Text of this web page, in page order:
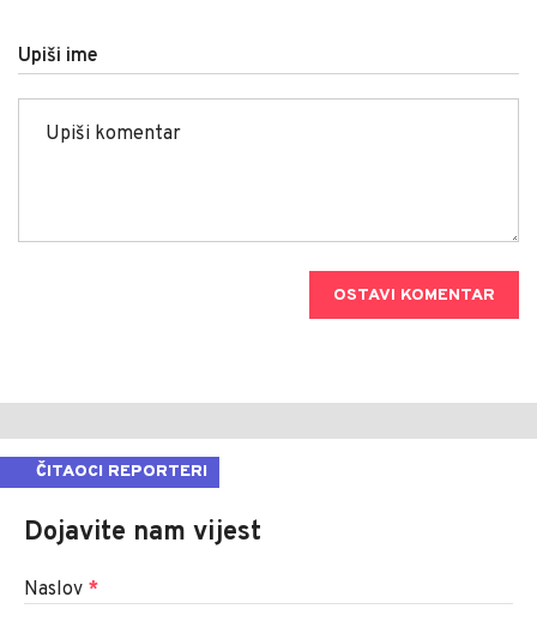
Upiši ime
OSTAVI KOMENTAR
ČITAOCI REPORTERI
Dojavite nam vijest
Naslov *